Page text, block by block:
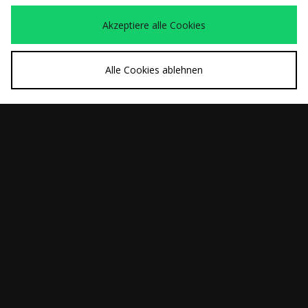
Akzeptiere alle Cookies
Alle Cookies ablehnen